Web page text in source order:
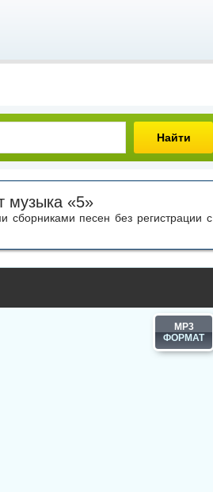
Найти
музыка «5»
песен без регистрации с
MP3